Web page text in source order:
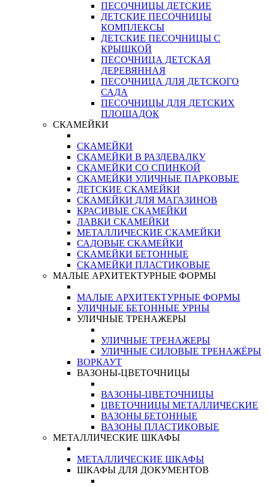
ПЕСОЧНИЦЫ ДЕТСКИЕ
ДЕТСКИЕ ПЕСОЧНИЦЫ
КОМПЛЕКСЫ
ДЕТСКИЕ ПЕСОЧНИЦЫ С
КРЫШКОЙ
ПЕСОЧНИЦА ДЕТСКАЯ
ДЕРЕВЯННАЯ
ПЕСОЧНИЦА ДЛЯ ДЕТСКОГО
САДА
ПЕСОЧНИЦЫ ДЛЯ ДЕТСКИХ
ПЛОЩАДОК
СКАМЕЙКИ
СКАМЕЙКИ
СКАМЕЙКИ В РАЗДЕВАЛКУ
СКАМЕЙКИ СО СПИНКОЙ
СКАМЕЙКИ УЛИЧНЫЕ ПАРКОВЫЕ
ДЕТСКИЕ СКАМЕЙКИ
СКАМЕЙКИ ДЛЯ МАГАЗИНОВ
КРАСИВЫЕ СКАМЕЙКИ
ЛАВКИ СКАМЕЙКИ
МЕТАЛЛИЧЕСКИЕ СКАМЕЙКИ
САДОВЫЕ СКАМЕЙКИ
СКАМЕЙКИ БЕТОННЫЕ
СКАМЕЙКИ ПЛАСТИКОВЫЕ
МАЛЫЕ АРХИТЕКТУРНЫЕ ФОРМЫ
МАЛЫЕ АРХИТЕКТУРНЫЕ ФОРМЫ
УЛИЧНЫЕ БЕТОННЫЕ УРНЫ
УЛИЧНЫЕ ТРЕНАЖЕРЫ
УЛИЧНЫЕ ТРЕНАЖЕРЫ
УЛИЧНЫЕ СИЛОВЫЕ ТРЕНАЖЁРЫ
ВОРКАУТ
ВАЗОНЫ-ЦВЕТОЧНИЦЫ
ВАЗОНЫ-ЦВЕТОЧНИЦЫ
ЦВЕТОЧНИЦЫ МЕТАЛЛИЧЕСКИЕ
ВАЗОНЫ БЕТОННЫЕ
ВАЗОНЫ ПЛАСТИКОВЫЕ
МЕТАЛЛИЧЕСКИЕ ШКАФЫ
МЕТАЛЛИЧЕСКИЕ ШКАФЫ
ШКАФЫ ДЛЯ ДОКУМЕНТОВ